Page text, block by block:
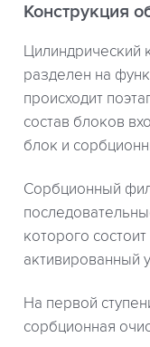
Конструкция
Цилиндрический
разделен на
происходит
состав блоков
блок и
Сорбционный
которого
активированный
На первой
сорбционная